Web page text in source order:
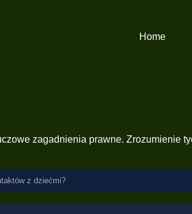
Home
zagadnienia prawne. Zrozumienie
z dziećmi?